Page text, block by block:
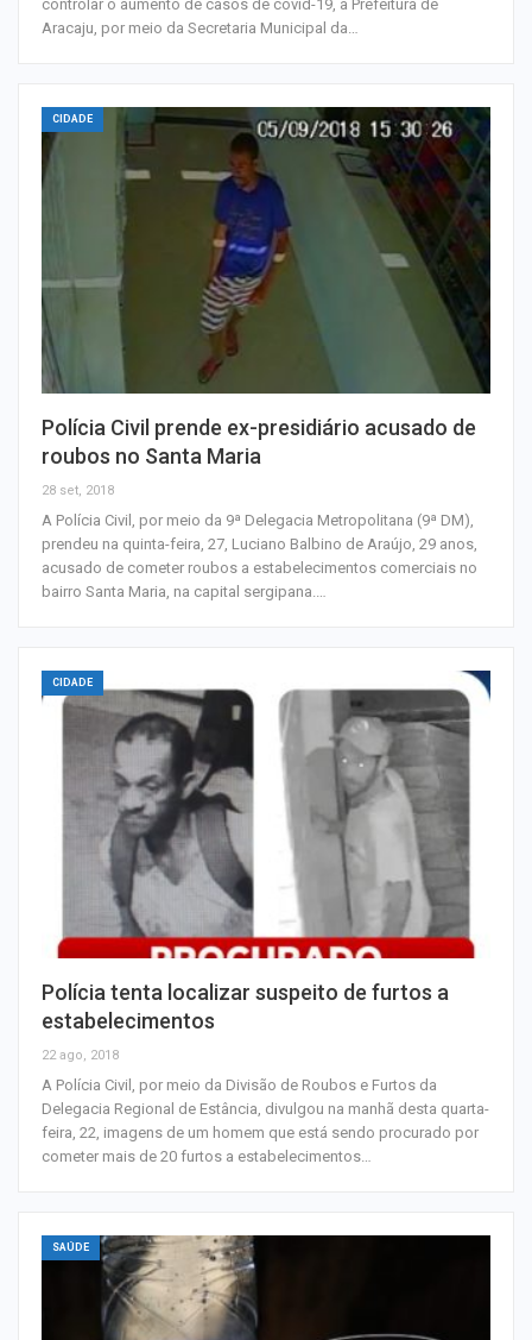
controlar o aumento de casos de covid-19, a Prefeitura de
Aracaju, por meio da Secretaria Municipal da…
CIDADE
Polícia Civil prende ex-presidiário acusado de
roubos no Santa Maria
28 set, 2018
A Polícia Civil, por meio da 9ª Delegacia Metropolitana (9ª DM),
prendeu na quinta-feira, 27, Luciano Balbino de Araújo, 29 anos,
acusado de cometer roubos a estabelecimentos comerciais no
bairro Santa Maria, na capital sergipana.…
CIDADE
Polícia tenta localizar suspeito de furtos a
estabelecimentos
22 ago, 2018
A Polícia Civil, por meio da Divisão de Roubos e Furtos da
Delegacia Regional de Estância, divulgou na manhã desta quarta-
feira, 22, imagens de um homem que está sendo procurado por
cometer mais de 20 furtos a estabelecimentos…
SAÚDE